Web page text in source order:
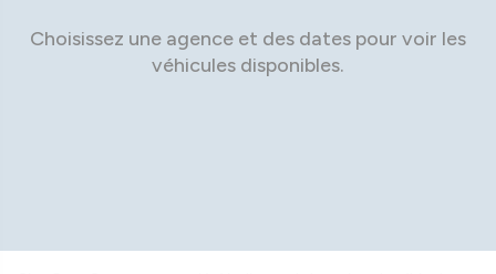
Choisissez une agence et des dates pour voir les
véhicules disponibles.